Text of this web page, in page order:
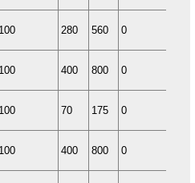
100 280 560 0
100 400 800 0
100 70 175 0
100 400 800 0